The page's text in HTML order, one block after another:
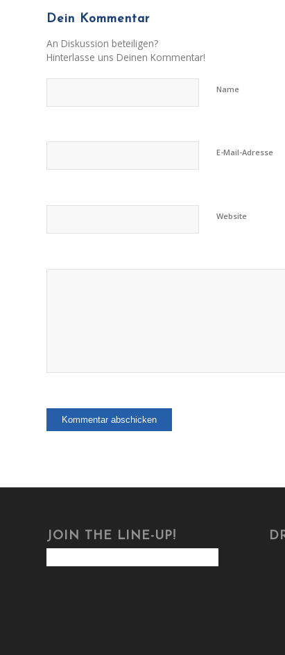
Dein Kommentar
An Diskussion beteiligen?
Hinterlasse uns Deinen Kommentar!
Name
E-Mail-Adresse
Website
JOIN THE LINE-UP!